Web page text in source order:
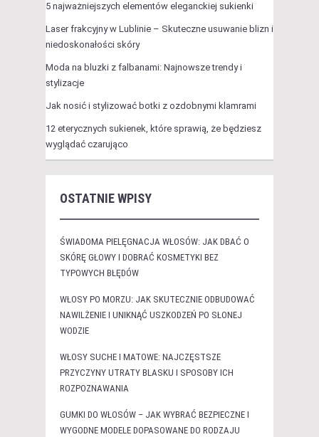
5 najważniejszych elementów eleganckiej sukienki
Laser frakcyjny w Lublinie – Skuteczne usuwanie blizn i
niedoskonałości skóry
Moda na bluzki z falbanami: Najnowsze trendy i
stylizacje
Jak nosić i stylizować botki z ozdobnymi klamrami
12 eterycznych sukienek, które sprawią, że będziesz
wyglądać czarująco
OSTATNIE WPISY
ŚWIADOMA PIELĘGNACJA WŁOSÓW: JAK DBAĆ O
SKÓRĘ GŁOWY I DOBRAĆ KOSMETYKI BEZ
TYPOWYCH BŁĘDÓW
WŁOSY PO MORZU: JAK SKUTECZNIE ODBUDOWAĆ
NAWILŻENIE I UNIKNĄĆ USZKODZEŃ PO SŁONEJ
WODZIE
WŁOSY SUCHE I MATOWE: NAJCZĘSTSZE
PRZYCZYNY UTRATY BLASKU I SPOSOBY ICH
ROZPOZNAWANIA
GUMKI DO WŁOSÓW – JAK WYBRAĆ BEZPIECZNE I
WYGODNE MODELE DOPASOWANE DO RODZAJU